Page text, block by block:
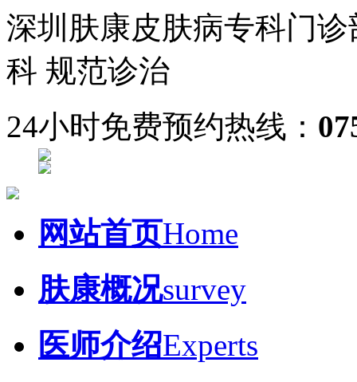
深圳肤康皮肤病专科门诊
科 规范诊治
24小时免费预约热线：
网站首页Home
肤康概况survey
医师介绍Experts